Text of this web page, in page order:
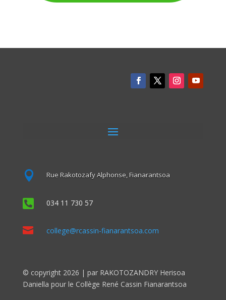
 Rue Rakotozafy Alphonse, Fianarantsoa
 034 11 730 57
 college@rcassin-fianarantsoa.com
© copyright 2026 | par RAKOTOZANDRY Herisoa
Daniella pour le Collège René Cassin Fianarantsoa